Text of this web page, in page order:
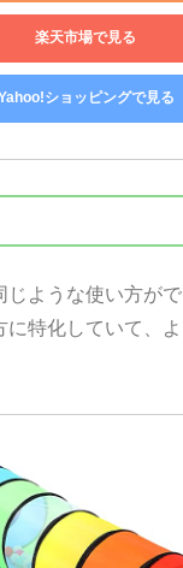
楽天市場で見る
ショッピングで見る
じような使い方が
に特化していて、